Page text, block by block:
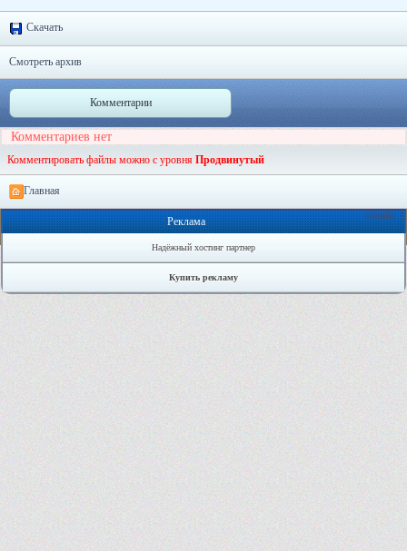
Скачать
Смотреть архив
Комментарии
Комментариев нет
Комментировать файлы можно с уровня Продвинутый
Главная
Онлайн: 1
Реклама
Надёжный хостинг партнер
Купить рекламу